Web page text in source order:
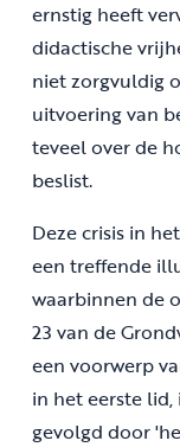
ernstig heeft
didactische
niet zorgvuldig
uitvoering van
teveel over de
beslist.
Deze crisis in
een treffende
waarbinnen de
23 van de
een voorwerp
in het eerste
gevolgd door